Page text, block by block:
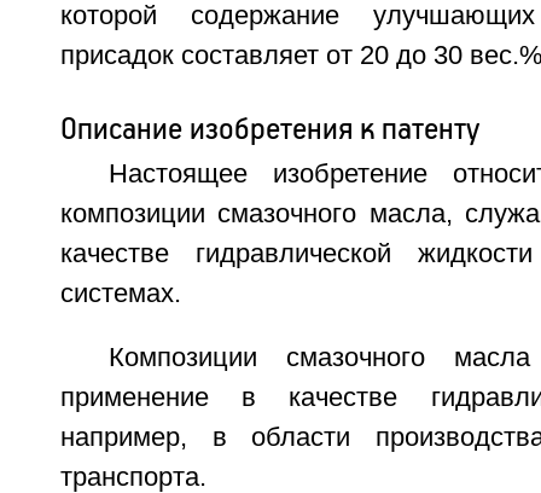
которой содержание
присадок составляет от 20 до 30
Описание изобретения к патенту
Настоящее изобретение
композиции смазочного масла,
качестве гидравлической
системах.
Композиции смазочного
применение в качестве
например, в области
транспорта.